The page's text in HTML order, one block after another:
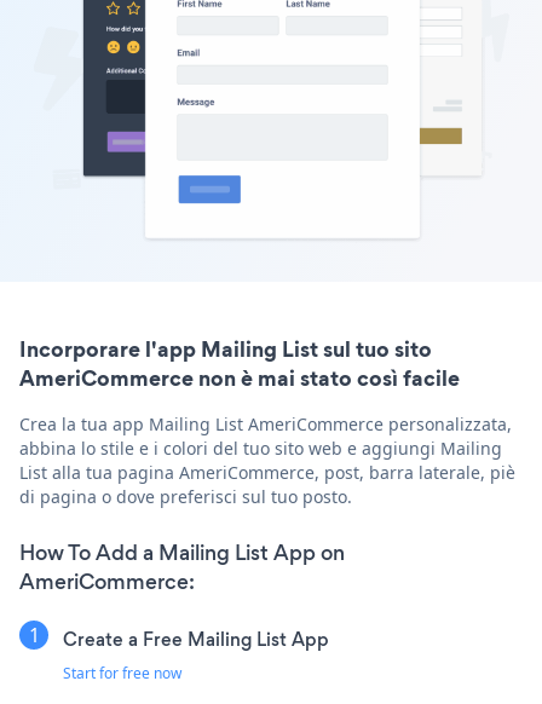
Incorporare l'app Mailing List sul tuo sito
AmeriCommerce non è mai stato così facile
Crea la tua app Mailing List AmeriCommerce personalizzata,
abbina lo stile e i colori del tuo sito web e aggiungi Mailing
List alla tua pagina AmeriCommerce, post, barra laterale, piè
di pagina o dove preferisci sul tuo posto.
How To Add a Mailing List App on
AmeriCommerce:
Create a Free Mailing List App
Start for free now